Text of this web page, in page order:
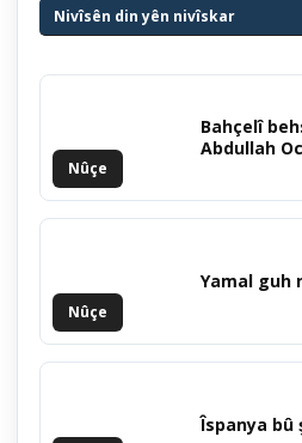
Nivîsên din yên nivîskar
Nûçe
Bahçelî
Abdullah
Nûçe
Yamal guh
Îspanya bû